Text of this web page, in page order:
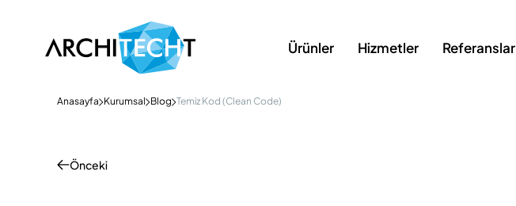
Ürünler Hizmetler Referanslar
Anasayfa Kurumsal Blog Temiz Kod (Clean Code)
Önceki